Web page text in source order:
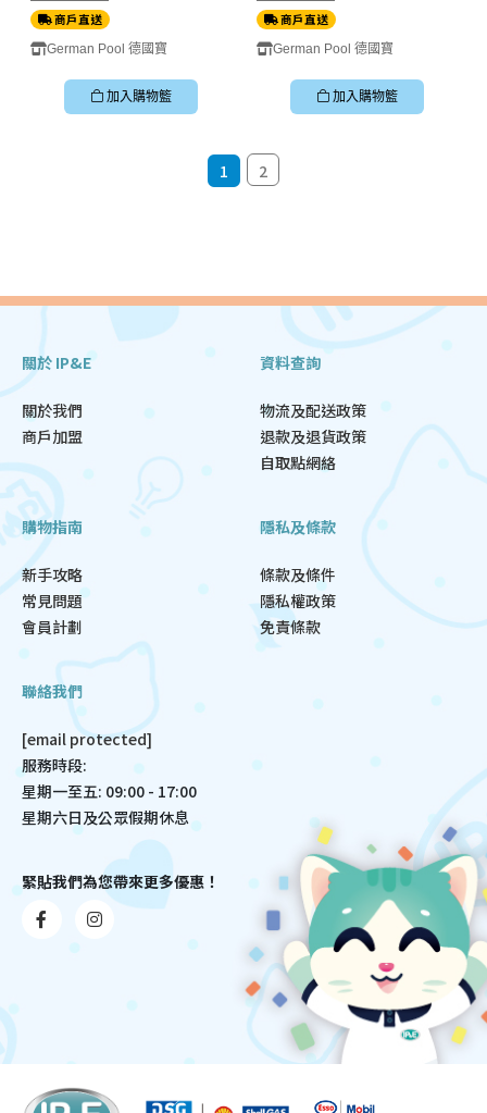
商戶直送
German Pool 德國寶
加入購物籃
商戶直送
German Pool 德國寶
加入購物籃
1 2
關於 IP&E
關於我們
商戶加盟
資料查詢
物流及配送政策
退款及退貨政策
自取點網絡
購物指南
新手攻略
常見問題
會員計劃
隱私及條款
條款及條件
隱私權政策
免責條款
聯絡我們
[email protected]
服務時段:
星期一至五: 09:00 - 17:00
星期六日及公眾假期休息
緊貼我們為您帶來更多優惠！